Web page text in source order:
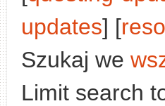
updates] [
Szukaj we
Limit search